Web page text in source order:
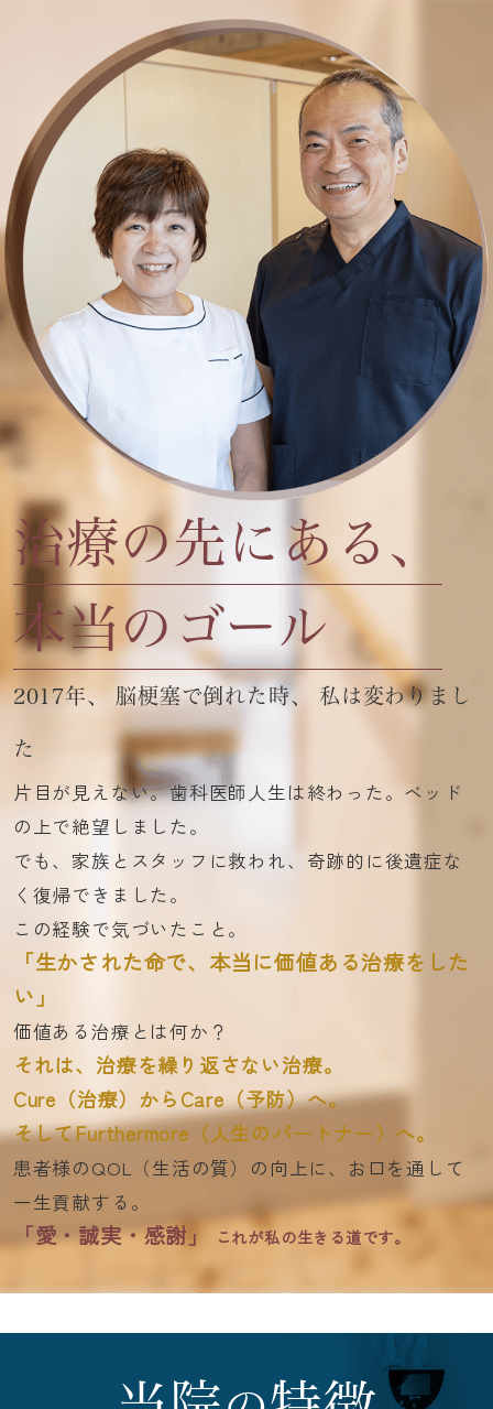
治療の先にある、
本当のゴール
2017年、 脳梗塞で倒れた時、 私は変わりまし
た
片目が見えない。歯科医師人生は終わった。ベッド
の上で絶望しました。
でも、家族とスタッフに救われ、奇跡的に後遺症な
く復帰できました。
この経験で気づいたこと。
「生かされた命で、本当に価値ある治療をした
い」
価値ある治療とは何か？
それは、治療を繰り返さない治療。
Cure（治療）からCare（予防）へ。
そしてFurthermore（人生のパートナー）へ。
患者様のQOL（生活の質）の向上に、お口を通して
一生貢献する。
「愛・誠実・感謝」 これが私の生きる道です。